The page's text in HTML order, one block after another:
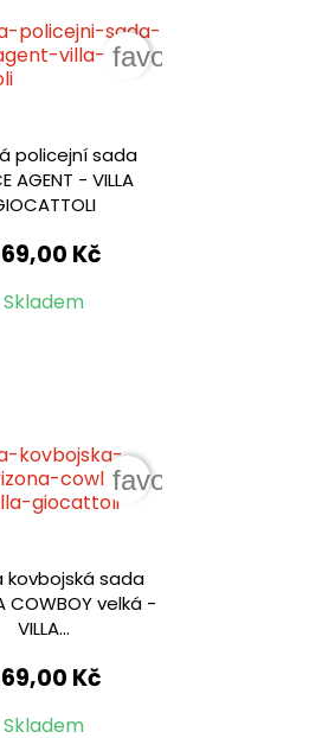
policejní sada
AGENT - VILLA
Kč
Skladem
favorite_border
kovbojská sada
COWBOY velká -
VILLA...
Kč
Skladem
favorite_border